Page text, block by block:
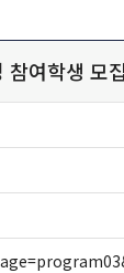
여학생 모